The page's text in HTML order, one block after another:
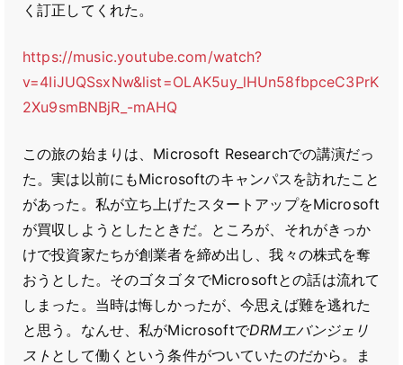
く訂正してくれた。
https://music.youtube.com/watch?
v=4IiJUQSsxNw&list=OLAK5uy_lHUn58fbpceC3PrK
2Xu9smBNBjR_-mAHQ
この旅の始まりは、Microsoft Researchでの講演だっ
た。実は以前にもMicrosoftのキャンパスを訪れたこと
があった。私が立ち上げたスタートアップをMicrosoft
が買収しようとしたときだ。ところが、それがきっか
けで投資家たちが創業者を締め出し、我々の株式を奪
おうとした。そのゴタゴタでMicrosoftとの話は流れて
しまった。当時は悔しかったが、今思えば難を逃れた
と思う。なんせ、私がMicrosoftでDRMエバンジェリ
スト として働くという条件がついていたのだから。ま